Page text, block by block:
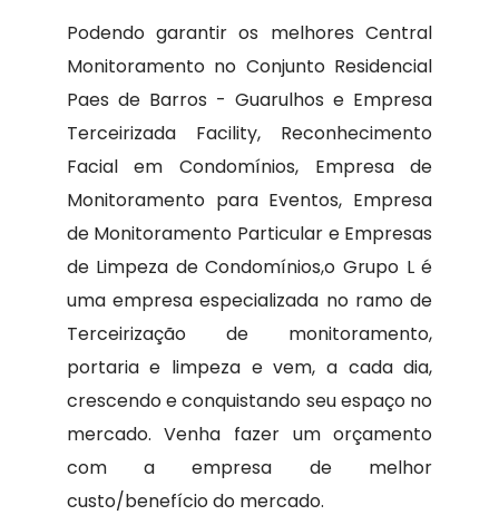
Podendo garantir os melhores Central
Monitoramento no Conjunto Residencial
Paes de Barros - Guarulhos e Empresa
Terceirizada Facility, Reconhecimento
Facial em Condomínios, Empresa de
Monitoramento para Eventos, Empresa
de Monitoramento Particular e Empresas
de Limpeza de Condomínios,o Grupo L é
uma empresa especializada no ramo de
Terceirização de monitoramento,
portaria e limpeza e vem, a cada dia,
crescendo e conquistando seu espaço no
mercado. Venha fazer um orçamento
com a empresa de melhor
custo/benefício do mercado.